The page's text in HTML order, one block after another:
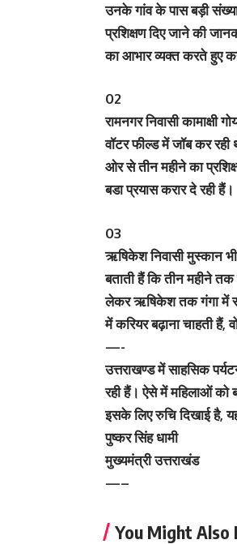
उनके गांव के पास बड़ी
प्रशिक्षण दिए जाने की
का आभार व्यक्त करते हुए
02
रामनगर निवासी कामाक्षी
वॉटर फील्ड में जॉब कर रही
ओर से तीन महीने का
बडा प्रयास करार दे रही हैं।
03
ऋषिकेश निवासी मुस्कान
बताती हैं कि तीन महीने तक
लेकर ऋषिकेश तक गंगा में
में करियर बढ़ाना चाहती हैं,
—-
उत्तराखण्ड में साहसिक
रही हैं। ऐसे में महिलाओं को
इसके लिए रुचि दिखाई है,
पुष्कर सिंह धामी
मुख्यमंत्री उत्तराखंड
—–
You Might Also